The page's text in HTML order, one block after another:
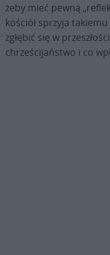
żeby mieć pewną
kościół sprzyja
zgłębić się w
chrześcijaństwo i co